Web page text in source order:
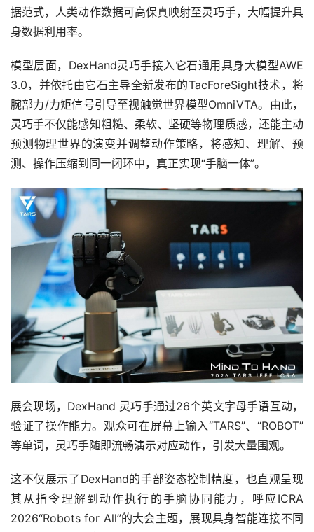
据范式，人类动作数据可高保真映射至灵巧手，大幅提升具
身数据利用率。
模型层面，DexHand灵巧手接入它石通用具身大模型AWE
3.0，并依托由它石主导全新发布的TacForeSight技术，将
腕部力/力矩信号引导至视触觉世界模型OmniVTA。由此，
灵巧手不仅能感知粗糙、柔软、坚硬等物理质感，还能主动
预测物理世界的演变并调整动作策略，将感知、理解、预
测、操作压缩到同一闭环中，真正实现“手脑一体”。
展会现场，DexHand 灵巧手通过26个英文字母手语互动，
验证了操作能力。观众可在屏幕上输入“TARS”、“ROBOT”
等单词，灵巧手随即流畅演示对应动作，引发大量围观。
这不仅展示了DexHand的手部姿态控制精度，也直观呈现
其从指令理解到动作执行的手脑协同能力，呼应ICRA
2026“Robots for All”的大会主题，展现具身智能连接不同